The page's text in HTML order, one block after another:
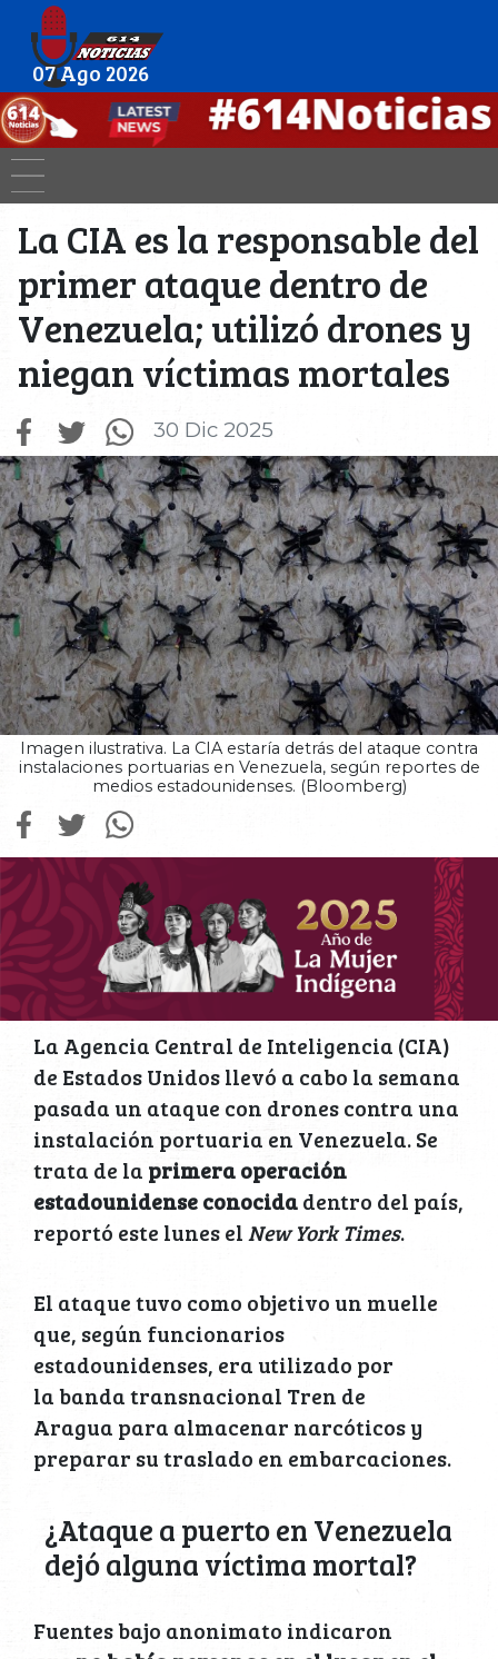
07 Ago 2026
La CIA es la responsable del
primer ataque dentro de
Venezuela; utilizó drones y
niegan víctimas mortales
30 Dic 2025
Imagen ilustrativa. La CIA estaría detrás del ataque contra
instalaciones portuarias en Venezuela, según reportes de
medios estadounidenses. (Bloomberg)
La Agencia Central de Inteligencia (CIA)
de Estados Unidos llevó a cabo la semana
pasada un ataque con drones contra una
instalación portuaria en Venezuela. Se
trata de la primera operación
estadounidense conocidadentro del país,
reportó este lunes el New York Times.
El ataque tuvo como objetivo un muelle
que, según funcionarios
estadounidenses, era utilizado por
la banda transnacional Tren de
Aragua para almacenar narcóticos y
preparar su traslado en embarcaciones.
¿Ataque a puerto en Venezuela
dejó alguna víctima mortal?
Fuentes bajo anonimato indicaron